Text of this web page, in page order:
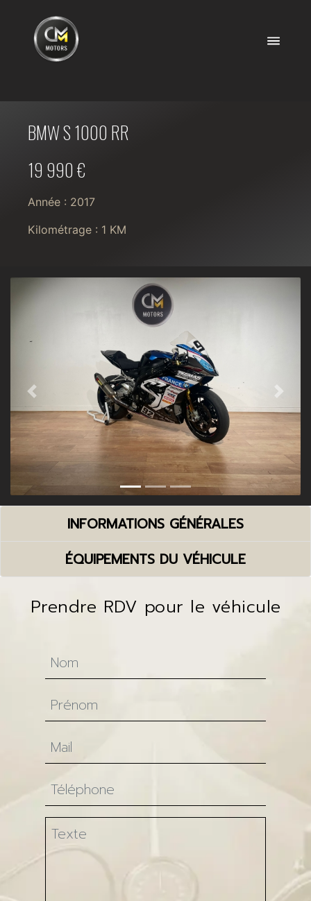
BMW S 1000 RR
19 990 €
Année : 2017
Kilométrage : 1 KM
Previous Next
INFORMATIONS GÉNÉRALES
ÉQUIPEMENTS DU VÉHICULE
Prendre RDV pour le véhicule